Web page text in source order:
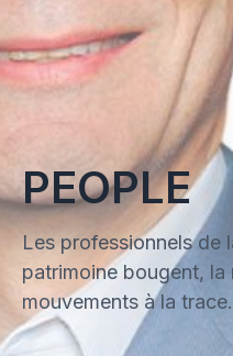
PEOPLE
Les professionnels de
patrimoine bougent,
mouvements à la trace.